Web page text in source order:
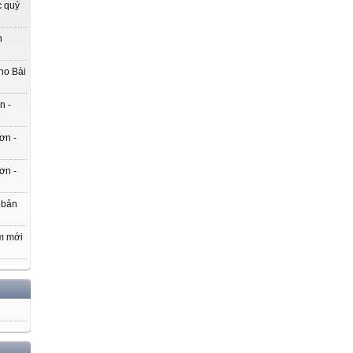
quý
Bài
-
-
-
mới